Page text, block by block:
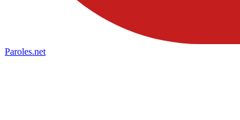
Paroles.net